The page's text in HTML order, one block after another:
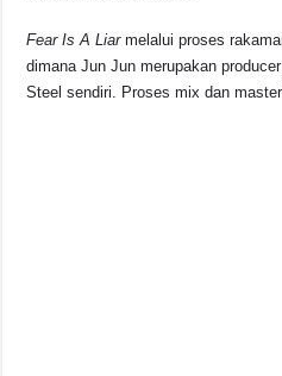
Fear Is A Liarmelalui proses
dimana Jun Jun merupakan
Steel sendiri. Proses mix dan